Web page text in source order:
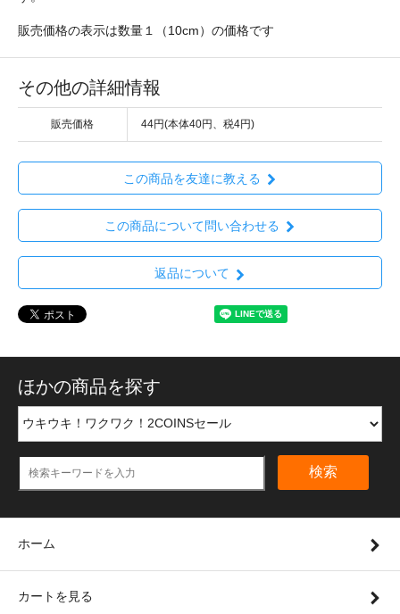
販売価格の表示は数量１（10cm）の価格です
その他の詳細情報
販売価格 44円(本体40円、税4円)
この商品を友達に教える
この商品について問い合わせる
返品について
ほかの商品を探す
検索
ホーム
カートを見る